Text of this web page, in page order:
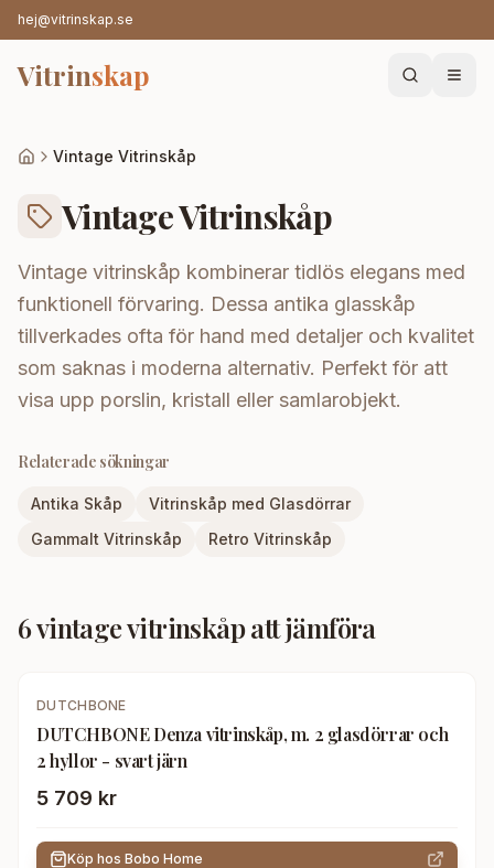
hej@vitrinskap.se
Vitrinskap
Vintage Vitrinskåp
Vintage Vitrinskåp
Vintage vitrinskåp kombinerar tidlös elegans med
funktionell förvaring. Dessa antika glasskåp
tillverkades ofta för hand med detaljer och kvalitet
som saknas i moderna alternativ. Perfekt för att
visa upp porslin, kristall eller samlarobjekt.
Relaterade sökningar
Antika Skåp
Vitrinskåp med Glasdörrar
Gammalt Vitrinskåp
Retro Vitrinskåp
6vintage vitrinskåpatt jämföra
DUTCHBONE
DUTCHBONE Denza vitrinskåp, m. 2 glasdörrar och
2 hyllor - svart järn
5 709 kr
Köp hos Bobo Home